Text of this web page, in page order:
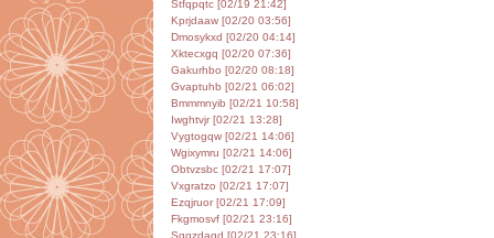
Stfqpqtc [02/19 21:42]
Kprjdaaw [02/20 03:56]
Dmosykxd [02/20 04:14]
Xktecxgq [02/20 07:36]
Gakurhbo [02/20 08:18]
Gvaptuhb [02/21 06:02]
Bmmmnyib [02/21 10:58]
Iwghtvjr [02/21 13:28]
Vygtogqw [02/21 14:06]
Wgixymru [02/21 14:06]
Obtvzsbc [02/21 17:07]
Vxgratzo [02/21 17:07]
Ezqjruor [02/21 17:09]
Fkgmosvf [02/21 23:16]
Sqqzdagd [02/21 23:16]